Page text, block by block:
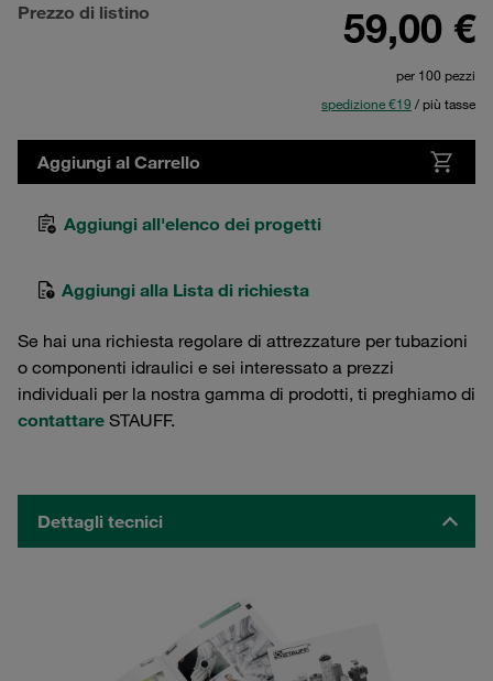
Prezzo di listino 59,00 €
per 100 pezzi
spedizione €19 / più tasse
Aggiungi al Carrello
Aggiungi all'elenco dei progetti
Aggiungi alla Lista di richiesta
Se hai una richiesta regolare di attrezzature per tubazioni
o componenti idraulici e sei interessato a prezzi
individuali per la nostra gamma di prodotti, ti preghiamo di
contattare STAUFF.
Dettagli tecnici